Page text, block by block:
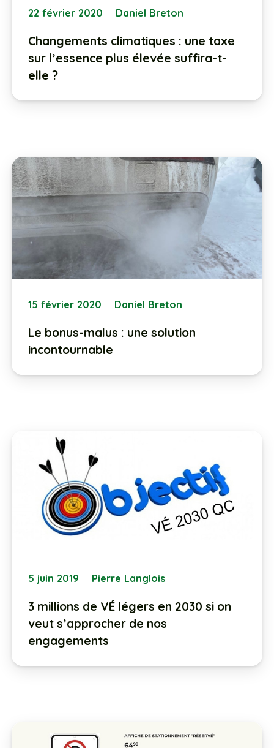
22 février 2020 Daniel Breton
Changements climatiques : une taxe
sur l’essence plus élevée suffira-t-
elle ?
15 février 2020 Daniel Breton
Le bonus-malus : une solution
incontournable
5 juin 2019 Pierre Langlois
3 millions de VÉ légers en 2030 si on
veut s’approcher de nos
engagements